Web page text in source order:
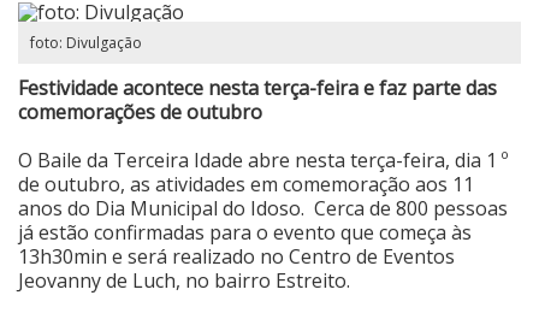
Classificados
Guia de Serviços
Anuncie
Cinema
foto: Divulgação
Festividade acontece nesta terça-feira e faz parte das
comemorações de outubro
O Baile da Terceira Idade abre nesta terça-feira, dia 1 º
de outubro, as atividades em comemoração aos 11
anos do Dia Municipal do Idoso. Cerca de 800 pessoas
já estão confirmadas para o evento que começa às
13h30min e será realizado no Centro de Eventos
Jeovanny de Luch, no bairro Estreito.